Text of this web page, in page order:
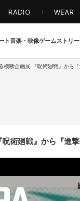
RADIO WEAR
ト音楽・映像ゲームストリー
横断企画展 『呪術廻戦』から
術廻戦』から『進